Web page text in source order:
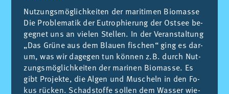
Nut­zungs­mög­lich­kei­ten der ma­ri­ti­men Bio­mas­se
Die Pro­ble­ma­tik der Eu­tro­phie­rung der Ost­see be­
geg­net uns an vie­len Stel­len. In der Ver­an­stal­tung
„Das Grü­ne aus dem Blau­en fi­schen“ ging es dar­
um, was wir da­ge­gen tun kön­nen z.B. durch Nut­
zungs­mög­lich­kei­ten der ma­ri­nen Bio­mas­se. Es
gibt Pro­jek­te, die Al­gen und Mu­scheln in den Fo­
kus rü­cken. Schad­stof­fe sol­len dem Was­ser wie­